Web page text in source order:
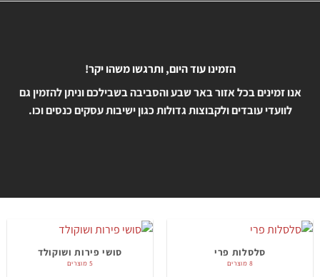
הזמינו עוד היום, ותרגשו משהו יקר!
אנו זמינים בכל אזור באר שבע והסביבה בשבילכם וניתן להזמין גם
לוועדי עובדים ולקבוצות גדולות כגון ישיבות עסקים כנסים וכו.
סלסלות פרי
8 מוצרים
סושי פירות ושוקולד
5 מוצרים